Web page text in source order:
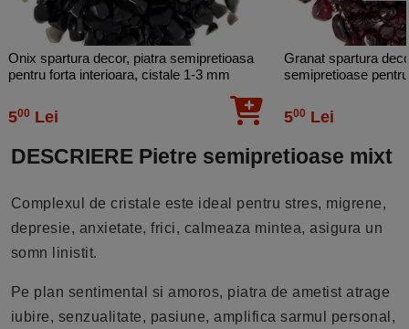
Onix spartura decor, piatra semipretioasa
pentru forta interioara, cistale 1-3 mm
500 Lei
Granat spartura
semipretioase
500 Lei
DESCRIERE Pietre semipretioase mixt
Complexul de cristale este ideal pentru stres, migrene,
depresie, anxietate, frici, calmeaza mintea, asigura un
somn linistit.
Pe plan sentimental si amoros, piatra de ametist atrage
iubire, senzualitate, pasiune, amplifica sarmul personal,